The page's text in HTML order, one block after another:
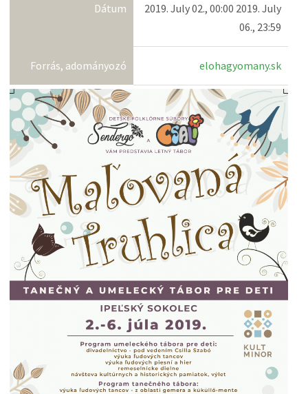
Dátum
2019. July 02., 00:00 2019. July
06., 23:59
Forrás, adományozó elohagyomany.sk